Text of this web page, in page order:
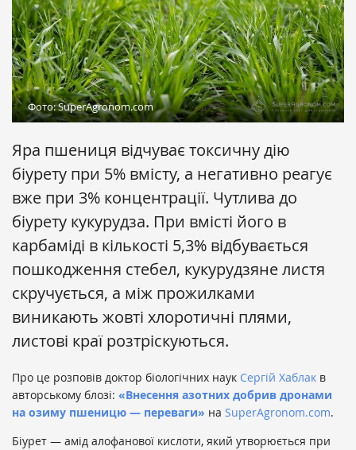
Фото: SuperAgronom.com
Яра пшениця відчуває токсичну дію
біурету при 5% вмісту, а негативно реагує
вже при 3% концентрації. Чутлива до
біурету кукурудза. При вмісті його в
карбаміді в кількості 5,3% відбувається
пошкодження стебел, кукурудзяне листя
скручується, а між прожилками
виникають жовті хлоротичні плями,
листові краї розтріскуються.
Про це розповів доктор біологічних наук Сергій Хаблак в
авторському блозі: «Внесення азотних добрив дронами
на озиму пшеницю — переваги» на SuperAgronom.com.
Біурет — амід алофанової кислоти, який утворюється при